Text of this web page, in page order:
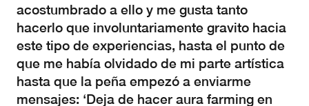
acostumbrado a ello y me gusta tanto
hacerlo que involuntariamente gravito hacia
este tipo de experiencias, hasta el punto de
que me había olvidado de mi parte artística
hasta que la peña empezó a enviarme
mensajes: ‘Deja de hacer aura farming en